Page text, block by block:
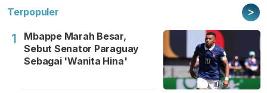
Terpopuler >
1
Mbappe Marah Besar,
Sebut Senator Paraguay
Sebagai 'Wanita Hina'